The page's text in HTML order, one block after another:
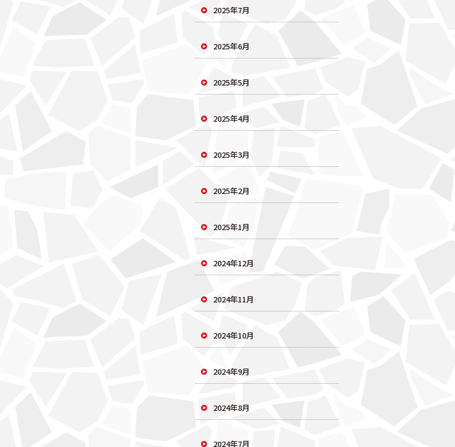
2025年7月
2025年6月
2025年5月
2025年4月
2025年3月
2025年2月
2025年1月
2024年12月
2024年11月
2024年10月
2024年9月
2024年8月
2024年7月